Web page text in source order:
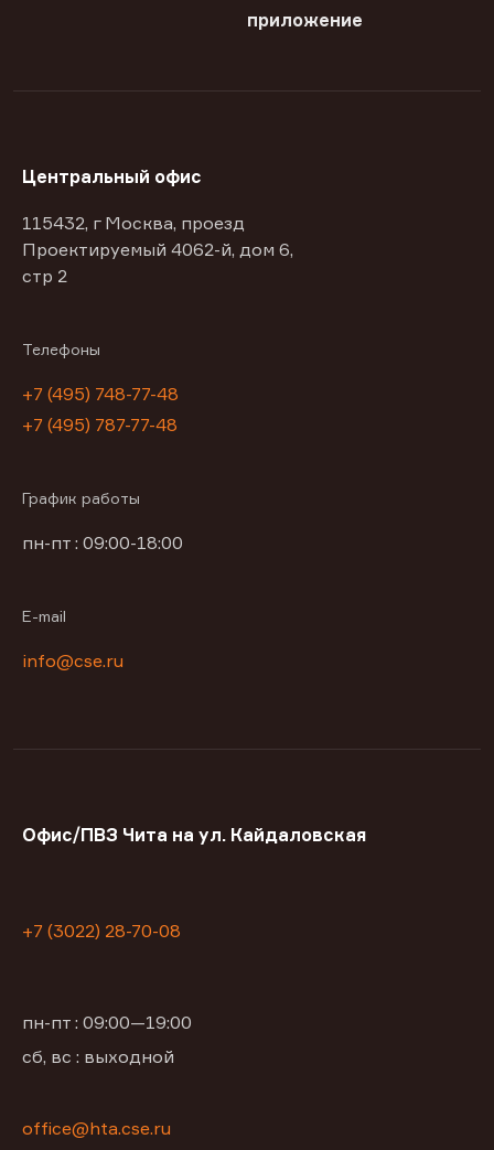
приложение
Центральный офис
115432, г Москва, проезд
Проектируемый 4062-й, дом 6,
стр 2
Телефоны
+7 (495) 748-77-48
+7 (495) 787-77-48
График работы
пн-пт : 09:00-18:00
E-mail
info@cse.ru
Офис/ПВЗ Чита на ул. Кайдаловская
+7 (3022) 28-70-08
пн-пт : 09:00—19:00
сб, вс : выходной
office@hta.cse.ru